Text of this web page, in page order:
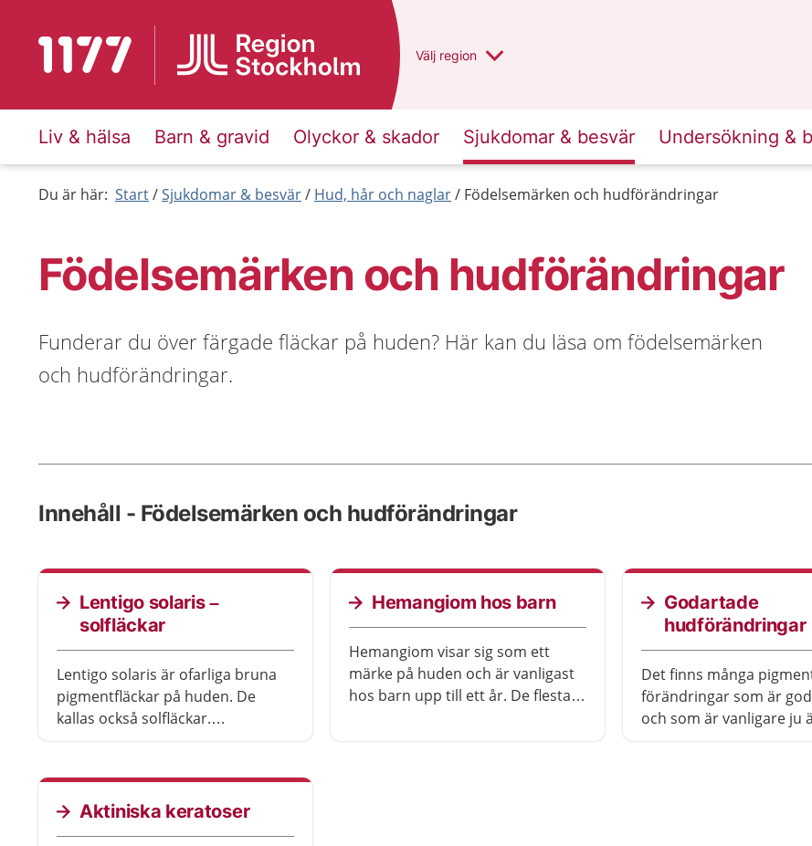
Till startsidan för 1177 Du har valt region
Välj en annan
region
Liv & hälsa Barn & gravid Olyckor & skador Sjukdomar & besvär Undersökning &
Du är här: Start Sjukdomar & besvär Hud, hår och naglar Födelsemärken och hudförändringar
Födelsemärken och hudförändringar
Funderar du över färgade fläckar på huden? Här kan du läsa om födelsemärken
och hudförändringar.
Innehåll - Födelsemärken och hudförändringar
Lentigo solaris –
solfläckar
Lentigo solaris är ofarliga bruna
pigmentfläckar på huden. De
kallas också solfläckar.
bildas oftast på händernas
ovansida och i ansiktet.
Hemangiom hos barn
Hemangiom visar sig som ett
märke på huden och är vanligast
hos barn upp till ett år. De flesta
Godartade
hudförändringar
Det finns många
förändringar som är
och som är vanligare ju
Aktiniska keratoser